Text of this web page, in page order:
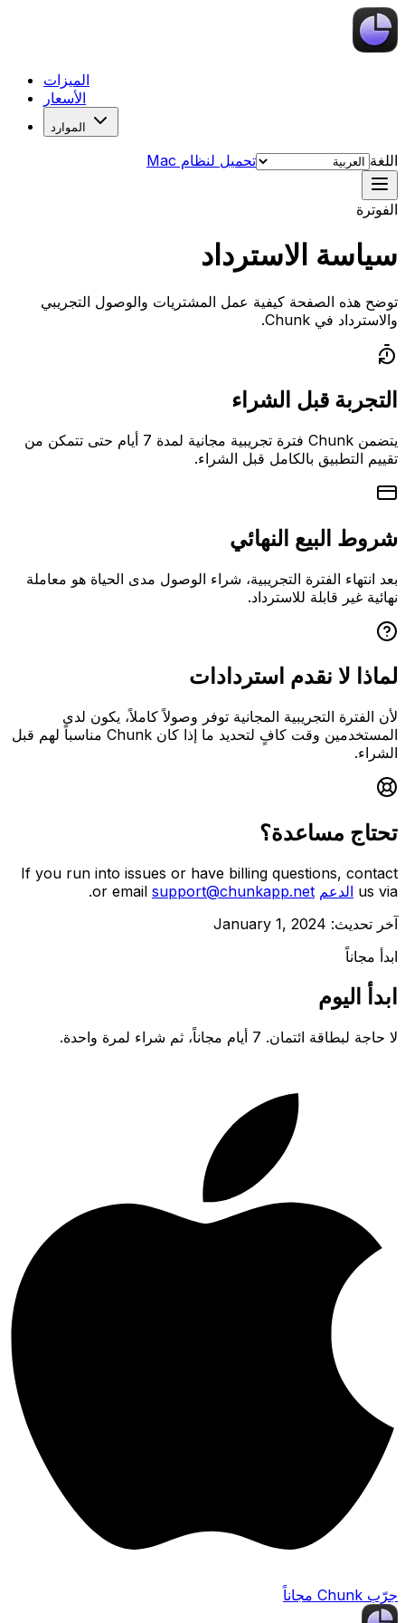
الميزات
الأسعار
الموارد
اللغة تحميل لنظام Mac
الفوترة
سياسة الاسترداد
توضح هذه الصفحة كيفية عمل المشتريات والوصول التجريبي
والاسترداد في Chunk.
التجربة قبل الشراء
يتضمن Chunk فترة تجريبية مجانية لمدة 7 أيام حتى تتمكن من
تقييم التطبيق بالكامل قبل الشراء.
شروط البيع النهائي
بعد انتهاء الفترة التجريبية، شراء الوصول مدى الحياة هو معاملة
نهائية غير قابلة للاسترداد.
لماذا لا نقدم استردادات
لأن الفترة التجريبية المجانية توفر وصولاً كاملاً، يكون لدى
المستخدمين وقت كافٍ لتحديد ما إذا كان Chunk مناسباً لهم قبل
الشراء.
تحتاج مساعدة؟
If you run into issues or have billing questions, contact
us via الدعم or email support@chunkapp.net
.
آخر تحديث: January 1, 2024
ابدأ مجاناً
ابدأ اليوم
لا حاجة لبطاقة ائتمان. 7 أيام مجاناً، ثم شراء لمرة واحدة.
جرّب Chunk مجاناً